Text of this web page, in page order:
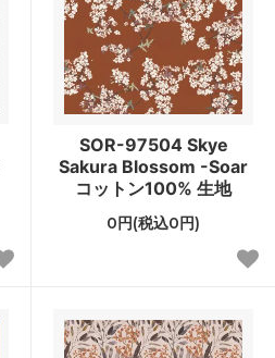
SOR-97504 Skye
Sakura Blossom -Soar
コットン100% 生地
0円(税込0円)